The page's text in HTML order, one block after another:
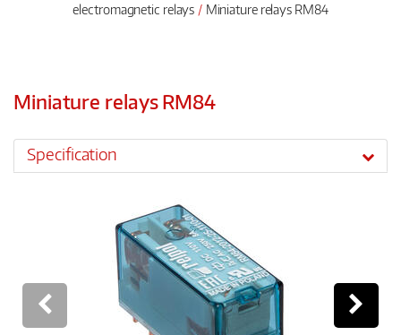
electromagnetic relays
Miniature relays RM84
Miniature relays RM84
Specification